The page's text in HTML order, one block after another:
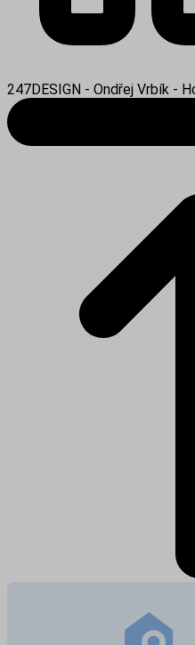
247DESIGN - Ondřej Vrbík -